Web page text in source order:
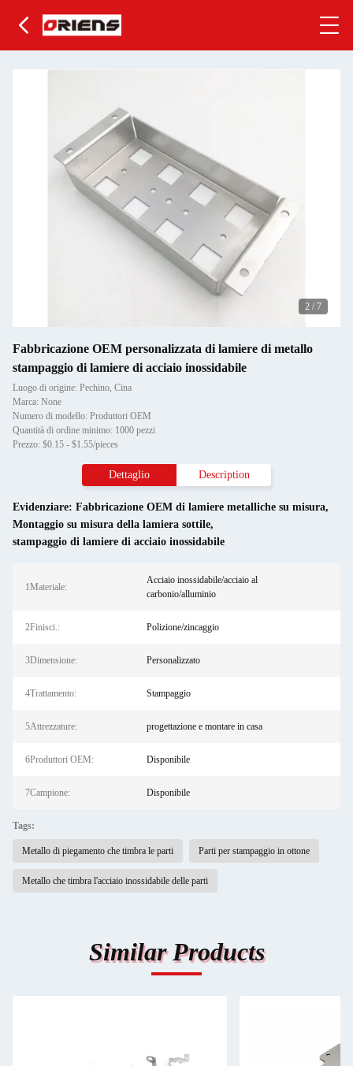
2 / 7
Fabbricazione OEM personalizzata di lamiere di metallo
stampaggio di lamiere di acciaio inossidabile
Luogo di origine: Pechino, Cina
Marca: None
Numero di modello: Produttori OEM
Quantità di ordine minimo: 1000 pezzi
Prezzo: $0.15 - $1.55/pieces
Dettaglio Description
Evidenziare: Fabbricazione OEM di lamiere metalliche su misura,
Montaggio su misura della lamiera sottile,
stampaggio di lamiere di acciaio inossidabile
1Materiale:
Acciaio inossidabile/acciaio al
carbonio/alluminio
2Finisci.: Polizione/zincaggio
3Dimensione: Personalizzato
4Trattamento: Stampaggio
5Attrezzature: progettazione e montare in casa
6Produttori OEM: Disponibile
7Campione: Disponibile
Tags:
Metallo di piegamento che timbra le parti Parti per stampaggio in ottone
Metallo che timbra l'acciaio inossidabile delle parti
Similar Products